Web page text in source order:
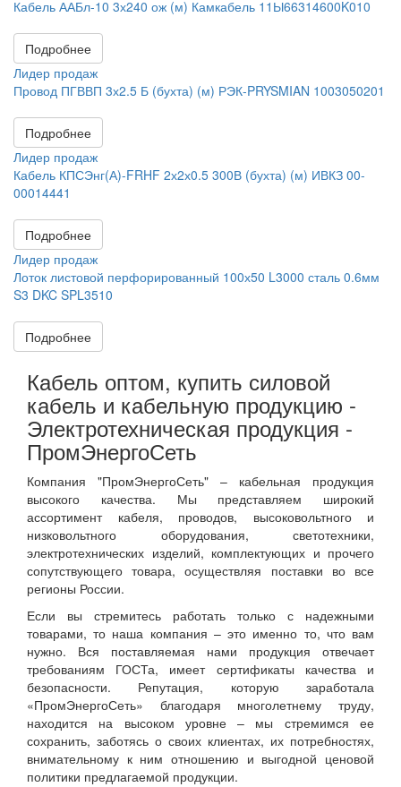
Кабель ААБл-10 3х240 ож (м) Камкабель 11Ы66314600K010
Подробнее
Лидер продаж
Провод ПГВВП 3х2.5 Б (бухта) (м) РЭК-PRYSMIAN 1003050201
Подробнее
Лидер продаж
Кабель КПСЭнг(А)-FRHF 2х2х0.5 300В (бухта) (м) ИВКЗ 00-
00014441
Подробнее
Лидер продаж
Лоток листовой перфорированный 100х50 L3000 сталь 0.6мм
S3 DKC SPL3510
Подробнее
Кабель оптом, купить силовой
кабель и кабельную продукцию -
Электротехническая продукция -
ПромЭнергоСеть
Компания "ПромЭнергоСеть" – кабельная продукция
высокого качества. Мы представляем широкий
ассортимент кабеля, проводов, высоковольтного и
низковольтного оборудования, светотехники,
электротехнических изделий, комплектующих и прочего
сопутствующего товара, осуществляя поставки во все
регионы России.
Если вы стремитесь работать только с надежными
товарами, то наша компания – это именно то, что вам
нужно. Вся поставляемая нами продукция отвечает
требованиям ГОСТа, имеет сертификаты качества и
безопасности. Репутация, которую заработала
«ПромЭнергоСеть» благодаря многолетнему труду,
находится на высоком уровне – мы стремимся ее
сохранить, заботясь о своих клиентах, их потребностях,
внимательному к ним отношению и выгодной ценовой
политики предлагаемой продукции.